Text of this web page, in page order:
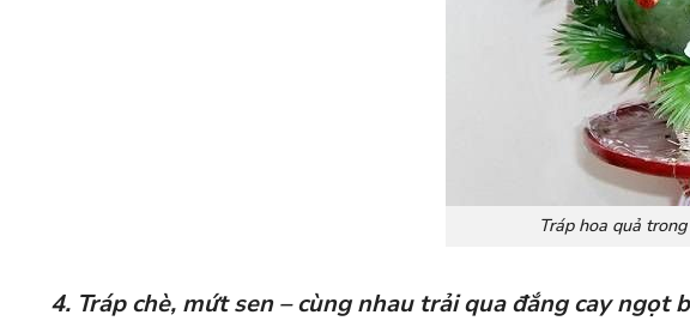
Tráp hoa quả
4. Tráp chè, mứt sen – cùng nhau trải qua đắng cay ngọt